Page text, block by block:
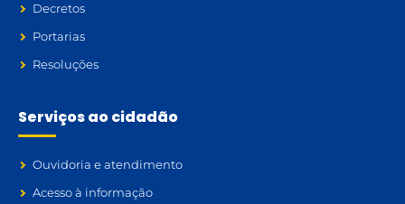
Decretos
Portarias
Resoluções
Serviços ao cidadão
Ouvidoria e atendimento
Acesso à informação